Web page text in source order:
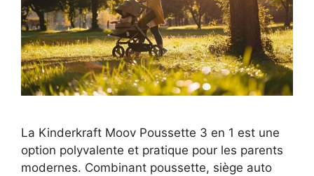
La Kinderkraft Moov Poussette 3 en 1 est une
option polyvalente et pratique pour les parents
modernes. Combinant poussette, siège auto